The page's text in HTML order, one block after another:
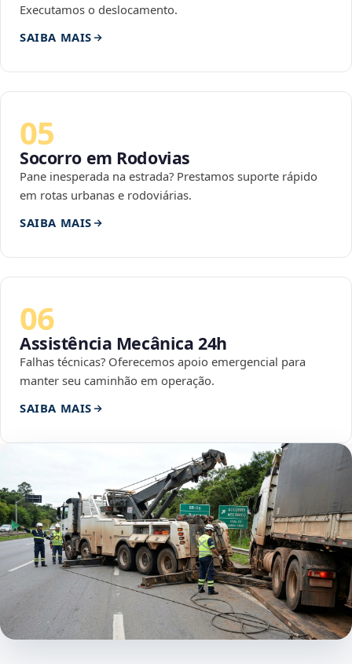
Executamos o deslocamento.
SAIBA MAIS
05
Socorro em Rodovias
Pane inesperada na estrada? Prestamos suporte rápido
em rotas urbanas e rodoviárias.
SAIBA MAIS
06
Assistência Mecânica 24h
Falhas técnicas? Oferecemos apoio emergencial para
manter seu caminhão em operação.
SAIBA MAIS